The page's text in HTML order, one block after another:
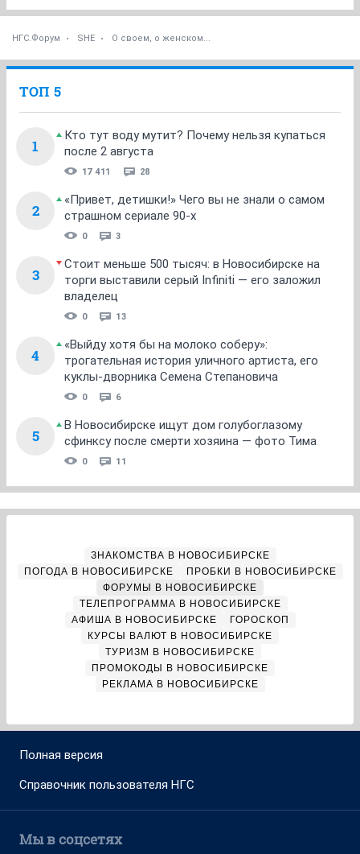
НГС.Форум SHE О своем, о женском...
ТОП 5
1
Кто тут воду мутит? Почему нельзя купаться
после 2 августа
17 411 28
2
«Привет, детишки!» Чего вы не знали о самом
страшном сериале 90-х
0 3
3
Стоит меньше 500 тысяч: в Новосибирске на
торги выставили серый Infiniti — его заложил
владелец
0 13
4
«Выйду хотя бы на молоко соберу»:
трогательная история уличного артиста, его
куклы-дворника Семена Степановича
0 6
5
В Новосибирске ищут дом голубоглазому
сфинксу после смерти хозяина — фото Тима
0 11
ЗНАКОМСТВА В НОВОСИБИРСКЕ
ПОГОДА В НОВОСИБИРСКЕ
ПРОБКИ В НОВОСИБИРСКЕ
ФОРУМЫ В НОВОСИБИРСКЕ
ТЕЛЕПРОГРАММА В НОВОСИБИРСКЕ
АФИША В НОВОСИБИРСКЕ
ГОРОСКОП
КУРСЫ ВАЛЮТ В НОВОСИБИРСКЕ
ТУРИЗМ В НОВОСИБИРСКЕ
ПРОМОКОДЫ В НОВОСИБИРСКЕ
РЕКЛАМА В НОВОСИБИРСКЕ
Полная версия
Справочник пользователя НГС
Мы в соцсетях